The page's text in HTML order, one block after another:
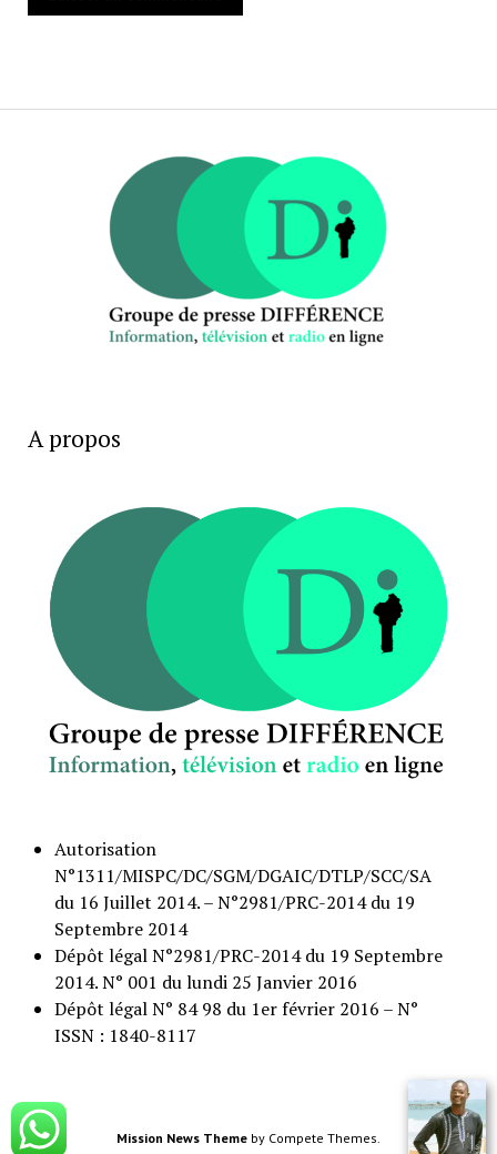
A propos
Autorisation
N°1311/MISPC/DC/SGM/DGAIC/DTLP/SCC/SA
du 16 Juillet 2014. – N°2981/PRC-2014 du 19
Septembre 2014
Dépôt légal N°2981/PRC-2014 du 19 Septembre
2014. N° 001 du lundi 25 Janvier 2016
Dépôt légal N° 84 98 du 1er février 2016 – N°
ISSN : 1840-8117
Mission News Theme by Compete Themes.